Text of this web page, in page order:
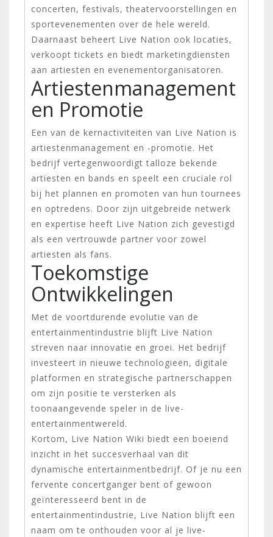
concerten, festivals, theatervoorstellingen en
sportevenementen over de hele wereld.
Daarnaast beheert Live Nation ook locaties,
verkoopt tickets en biedt marketingdiensten
aan artiesten en evenementorganisatoren.
Artiestenmanagement
en Promotie
Een van de kernactiviteiten van Live Nation is
artiestenmanagement en -promotie. Het
bedrijf vertegenwoordigt talloze bekende
artiesten en bands en speelt een cruciale rol
bij het plannen en promoten van hun tournees
en optredens. Door zijn uitgebreide netwerk
en expertise heeft Live Nation zich gevestigd
als een vertrouwde partner voor zowel
artiesten als fans.
Toekomstige
Ontwikkelingen
Met de voortdurende evolutie van de
entertainmentindustrie blijft Live Nation
streven naar innovatie en groei. Het bedrijf
investeert in nieuwe technologieën, digitale
platformen en strategische partnerschappen
om zijn positie te versterken als
toonaangevende speler in de live-
entertainmentwereld.
Kortom, Live Nation Wiki biedt een boeiend
inzicht in het succesverhaal van dit
dynamische entertainmentbedrijf. Of je nu een
fervente concertganger bent of gewoon
geïnteresseerd bent in de
entertainmentindustrie, Live Nation blijft een
naam om te onthouden voor al je live-